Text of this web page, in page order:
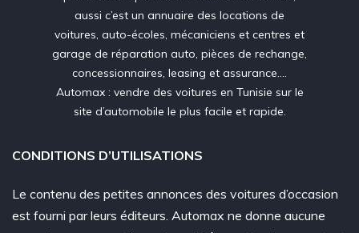
aussi c’est un annuaire des locations de
voitures, auto-écoles, mécaniciens et centres et
garage de réparation auto, pièces de rechange,
concessionnaires, leasing et assurance….
Automax : vendre des voitures en Tunisie sur le
site d’automobile le plus facile et rapide.
CONDITIONS D’UTILISATIONS
Le contenu des petites annonces des voitures d’occasion
est fourni par leurs éditeurs. Automax ne donne aucune